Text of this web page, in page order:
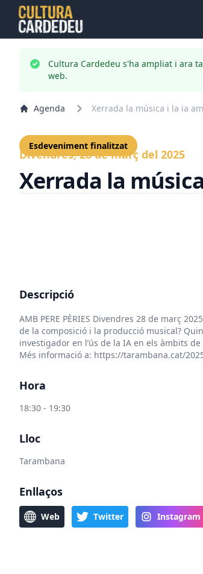
Cultura Cardedeu s'ha ampliat i ara
web.
Agenda Xerrada la música i la ia
Esdeveniment finalitzat
Divendres, 28 de març del 2025
Xerrada la
Descripció
AMB PERE PÈRIES Divendres 28 de març
de la composició i la producció musical?
investigador en l’ús de la IA en els àmbits
Més informació a: https://tarambana.cat/
Hora
18:30 - 19:30
Lloc
Tarambana
Enllaços
Web Twitter Instagram